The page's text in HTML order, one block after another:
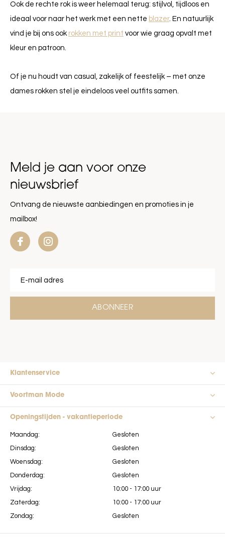
Ook de rechte rok is weer helemaal terug: stijlvol, tijdloos en
ideaal voor naar het werk met een nette blazer. En natuurlijk
vind je bij ons ook rokken met print voor wie graag opvalt met
kleur en patroon.
Of je nu houdt van casual, zakelijk of feestelijk – met onze
dames rokken stel je eindeloos veel outfits samen.
Meld je aan voor onze
nieuwsbrief
Ontvang de nieuwste aanbiedingen en promoties in je
mailbox!
ABONNEER
Klantenservice
Voortman Mode
Openingstijden - vakantieperiode
Maandag:
Dinsdag:
Woensdag:
Donderdag:
Vrijdag:
Zaterdag:
Zondag:
Gesloten
Gesloten
Gesloten
Gesloten
10:00 - 17:00 uur
10:00 - 17:00 uur
Gesloten